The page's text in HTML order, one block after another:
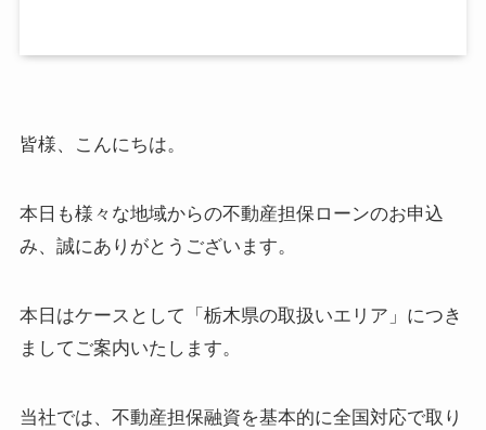
皆様、こんにちは。
本日も様々な地域からの不動産担保ローンのお申込
み、誠にありがとうございます。
本日はケースとして「栃木県の取扱いエリア」につき
ましてご案内いたします。
当社では、不動産担保融資を基本的に全国対応で取り